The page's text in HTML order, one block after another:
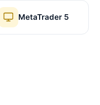
MetaTrader 5